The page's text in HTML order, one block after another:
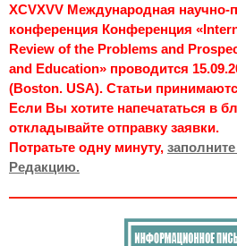
XCVXVV Международная научно-
конференция Конференция
Review of the Problems and
and Education» проводится
(Boston. USA). Статьи
Если Вы хотите напечататься в
откладывайте отправку заявки.
Потратьте одну минуту,
Редакцию.